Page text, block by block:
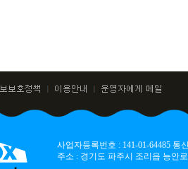
사업자등록번호 : 141-01-64485
주소 : 경기도 파주시 조리읍 능안